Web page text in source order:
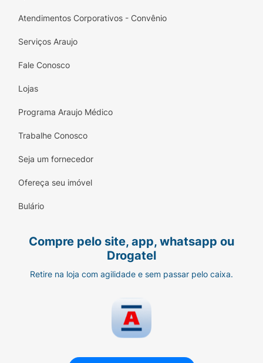
Atendimentos Corporativos - Convênio
Serviços Araujo
Fale Conosco
Lojas
Programa Araujo Médico
Trabalhe Conosco
Seja um fornecedor
Ofereça seu imóvel
Bulário
Compre pelo site, app, whatsapp ou
Drogatel
Retire na loja com agilidade e sem passar pelo caixa.